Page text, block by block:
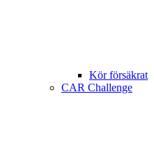
Kör försäkrat
CAR Challenge